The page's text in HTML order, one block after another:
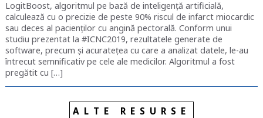
LogitBoost, algoritmul pe bază de inteligență artificială,
calculează cu o precizie de peste 90% riscul de infarct miocardic
sau deces al pacienților cu angină pectorală. Conform unui
studiu prezentat la #ICNC2019, rezultatele generate de
software, precum și acuratețea cu care a analizat datele, le-au
întrecut semnificativ pe cele ale medicilor. Algoritmul a fost
pregătit cu […]
ALTE RESURSE